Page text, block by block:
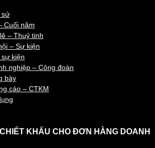
sứ
Cuối năm
– Thuỷ tinh
– Sự kiện
kiện
nghiệp – Công đoàn
bày
cáo – CTKM
KHẤU CHO ĐƠN HÀNG DOANH